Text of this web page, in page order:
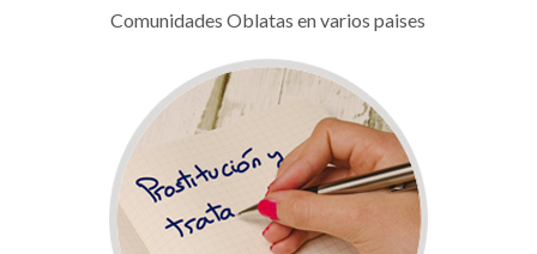
Comunidades Oblatas en varios paises